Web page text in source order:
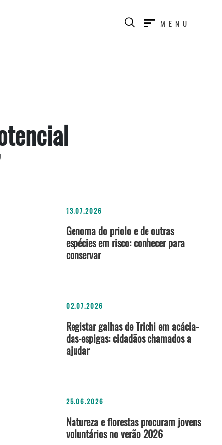
MENU
13.07.2026
Genoma do priolo e de outras
espécies em risco: conhecer para
conservar
02.07.2026
Registar galhas de Trichi em acácia-
das-espigas: cidadãos chamados a
ajudar
25.06.2026
Natureza e florestas procuram jovens
voluntários no verão 2026